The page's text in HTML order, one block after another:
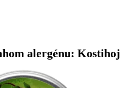
alergénu: Kostihoj